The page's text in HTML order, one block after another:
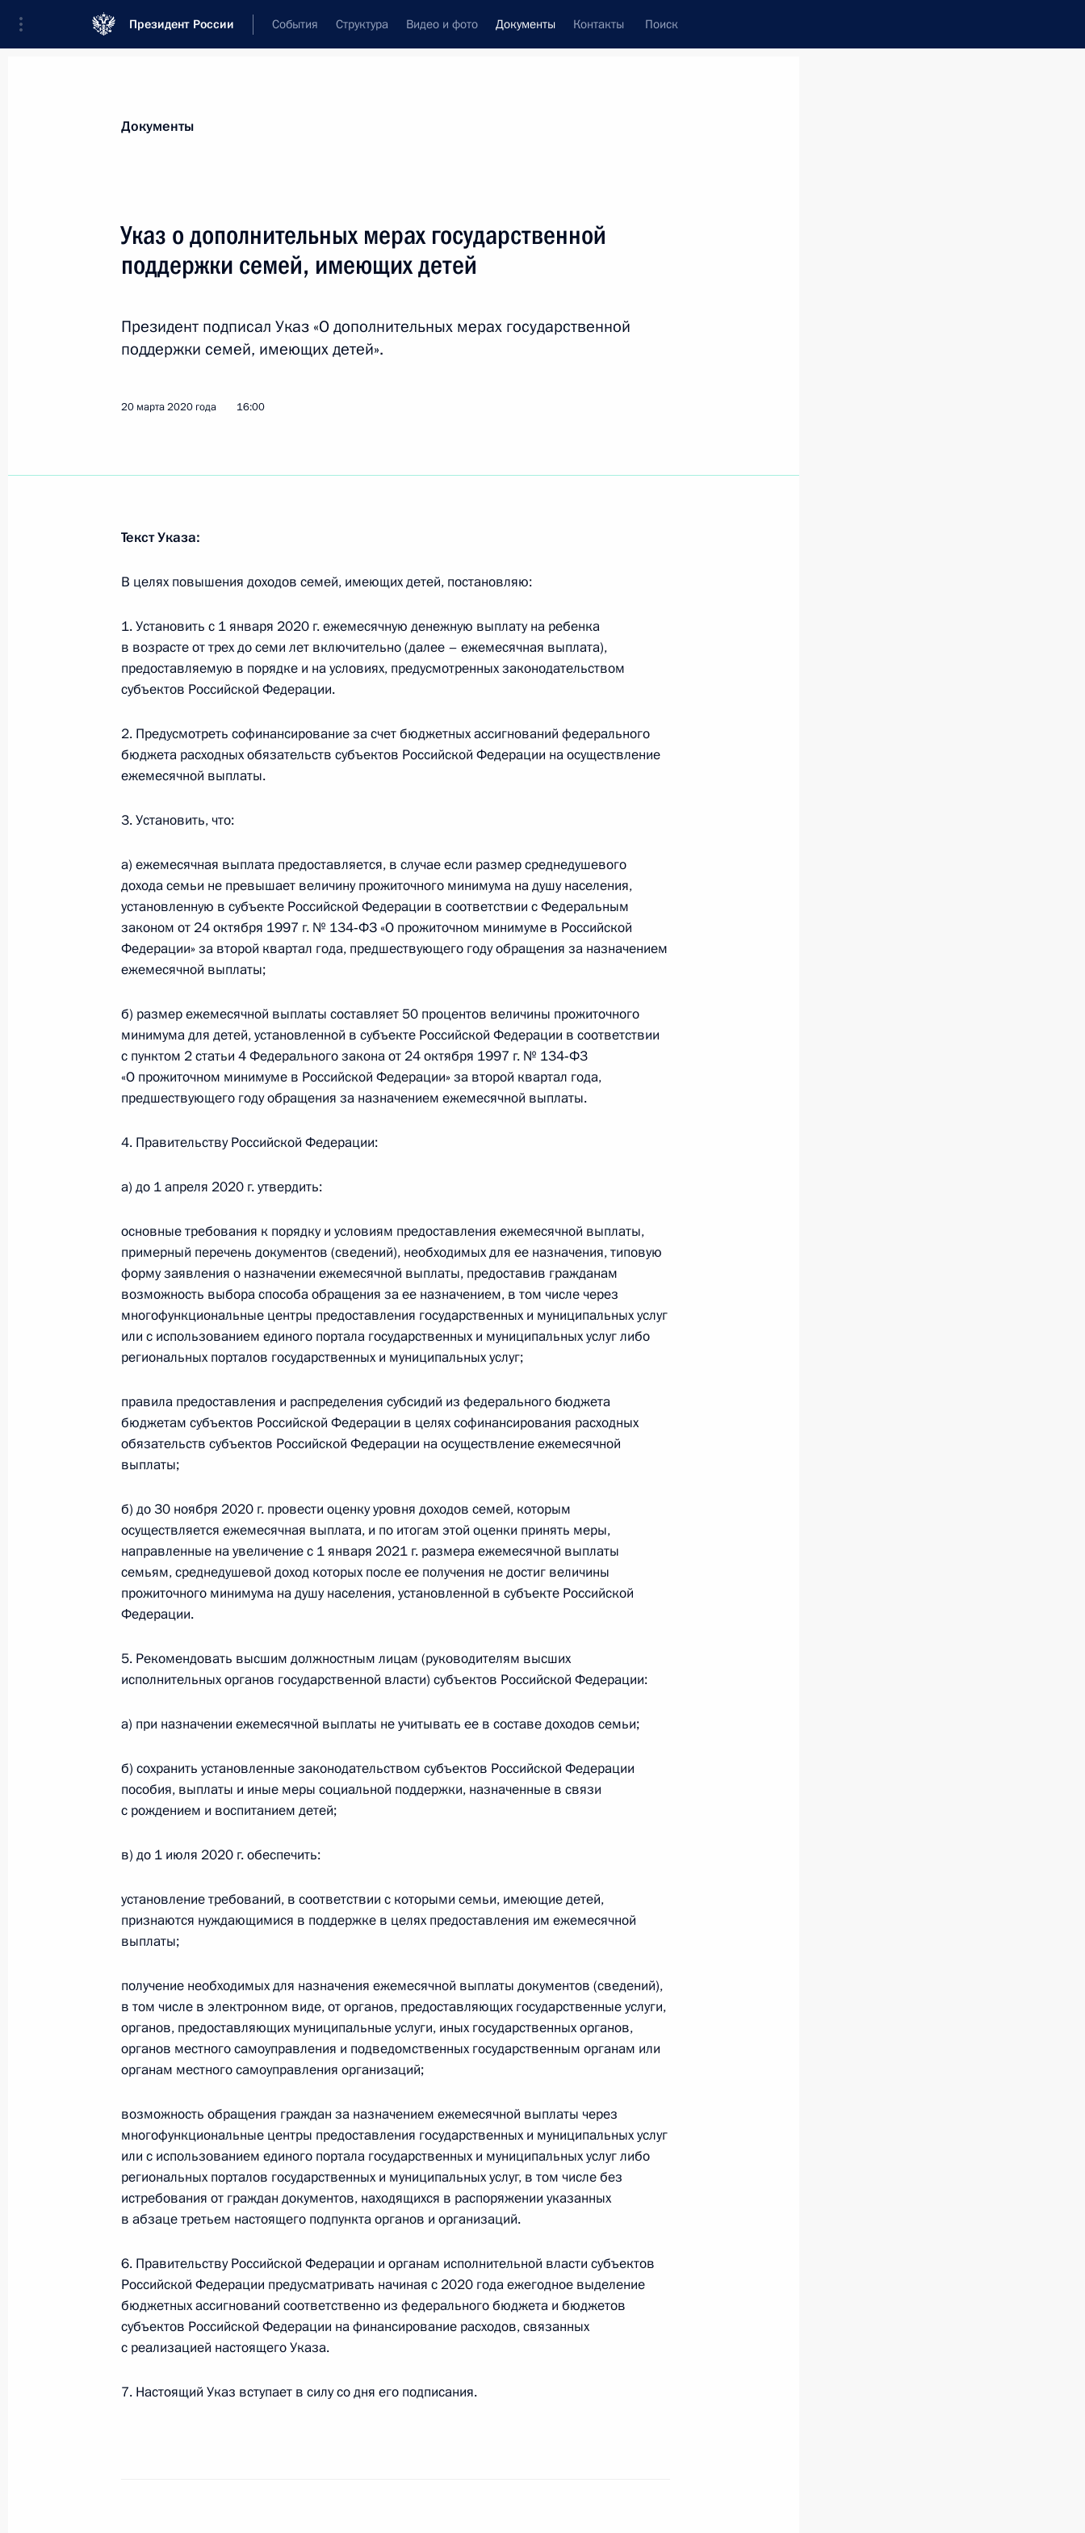
Президент России События Структура Видео и фото Документы Контакты Поиск
Федерации
1 апреля 2020 года, 13:20
30 марта 2020 года, понедельник
30 марта 2020 года, 18:40
Утверждён состав Российского оргкомитета «Победа»
28 марта 2020 года, суббота
информационно-коммуникационных технологий и инфраструктуры связи
28 марта 2020 года, 18:30
Андрей Липов освобождён от должности начальника Управления по развитию
информационно-коммуникационных технологий и инфраструктуры связи
27 марта 2020 года, пятница
Внесены изменения в части первую и вторую Налогового кодекса и отдельные
законодательные акты
27 марта 2020 года, 09:50
Внесены изменения в законы об обращении лекарственных средств и об основах
охраны здоровья граждан
27 марта 2020 года, 09:40
25 марта 2020 года, среда
Внесены изменения в структуру федеральных органов исполнительной власти
Указ о переносе даты голосования по вопросу одобрения изменений в Конституцию
25 марта 2020 года, 19:05
25 марта 2020 года, 19:00
Подписаны указы о лауреатах премий Президента для молодых деятелей культуры
и за произведения для детей и юношества 2019 года
23 марта 2020 года, 12:00
Указ о присвоении звания Героя Труда
20 марта 2020 года, пятница
Указ о дополнительных мерах государственной поддержки семей, имеющих детей
18 марта 2020 года, среда
Внесены изменения в закон об образовании
Внесено изменение в статью 21 закона о противодействии терроризму
18 марта 2020 года, 19:10
Некоторые положения Налогового кодекса приведены в соответствие
с положениями Кодекса торгового мореплавания
18 марта 2020 года, 19:00
Внесены изменения в статью 14.8 КоАП
18 марта 2020 года, 18:50
Документы
Указ о дополнительных мерах государственной
поддержки семей, имеющих детей
Президент подписал Указ «О дополнительных мерах государственной
поддержки семей, имеющих детей».
20 марта 2020 года 16:00
Текст Указа:
В целях повышения доходов семей, имеющих детей, постановляю:
1. Установить с 1 января 2020 г. ежемесячную денежную выплату на ребенка
в возрасте от трех до семи лет включительно (далее – ежемесячная выплата),
предоставляемую в порядке и на условиях, предусмотренных законодательством
субъектов Российской Федерации.
2. Предусмотреть софинансирование за счет бюджетных ассигнований федерального
бюджета расходных обязательств субъектов Российской Федерации на осуществление
ежемесячной выплаты.
3. Установить, что:
а) ежемесячная выплата предоставляется, в случае если размер среднедушевого
дохода семьи не превышает величину прожиточного минимума на душу населения,
установленную в субъекте Российской Федерации в соответствии с Федеральным
законом от 24 октября 1997 г. № 134‑ФЗ «О прожиточном минимуме в Российской
Федерации» за второй квартал года, предшествующего году обращения за назначением
ежемесячной выплаты;
б) размер ежемесячной выплаты составляет 50 процентов величины прожиточного
минимума для детей, установленной в субъекте Российской Федерации в соответствии
с пунктом 2 статьи 4 Федерального закона от 24 октября 1997 г. № 134‑Ф3
«О прожиточном минимуме в Российской Федерации» за второй квартал года,
предшествующего году обращения за назначением ежемесячной выплаты.
4. Правительству Российской Федерации:
а) до 1 апреля 2020 г. утвердить:
основные требования к порядку и условиям предоставления ежемесячной выплаты,
примерный перечень документов (сведений), необходимых для ее назначения, типовую
форму заявления о назначении ежемесячной выплаты, предоставив гражданам
возможность выбора способа обращения за ее назначением, в том числе через
многофункциональные центры предоставления государственных и муниципальных услуг
или с использованием единого портала государственных и муниципальных услуг либо
региональных порталов государственных и муниципальных услуг;
правила предоставления и распределения субсидий из федерального бюджета
бюджетам субъектов Российской Федерации в целях софинансирования расходных
обязательств субъектов Российской Федерации на осуществление ежемесячной
выплаты;
б) до 30 ноября 2020 г. провести оценку уровня доходов семей, которым
осуществляется ежемесячная выплата, и по итогам этой оценки принять меры,
направленные на увеличение с 1 января 2021 г. размера ежемесячной выплаты
семьям, среднедушевой доход которых после ее получения не достиг величины
прожиточного минимума на душу населения, установленной в субъекте Российской
Федерации.
5. Рекомендовать высшим должностным лицам (руководителям высших
исполнительных органов государственной власти) субъектов Российской Федерации:
а) при назначении ежемесячной выплаты не учитывать ее в составе доходов семьи;
б) сохранить установленные законодательством субъектов Российской Федерации
пособия, выплаты и иные меры социальной поддержки, назначенные в связи
с рождением и воспитанием детей;
в) до 1 июля 2020 г. обеспечить:
установление требований, в соответствии с которыми семьи, имеющие детей,
признаются нуждающимися в поддержке в целях предоставления им ежемесячной
выплаты;
получение необходимых для назначения ежемесячной выплаты документов (сведений),
в том числе в электронном виде, от органов, предоставляющих государственные услуги,
органов, предоставляющих муниципальные услуги, иных государственных органов,
органов местного самоуправления и подведомственных государственным органам или
органам местного самоуправления организаций;
возможность обращения граждан за назначением ежемесячной выплаты через
многофункциональные центры предоставления государственных и муниципальных услуг
или с использованием единого портала государственных и муниципальных услуг либо
региональных порталов государственных и муниципальных услуг, в том числе без
истребования от граждан документов, находящихся в распоряжении указанных
в абзаце третьем настоящего подпункта органов и организаций.
6. Правительству Российской Федерации и органам исполнительной власти субъектов
Российской Федерации предусматривать начиная с 2020 года ежегодное выделение
бюджетных ассигнований соответственно из федерального бюджета и бюджетов
субъектов Российской Федерации на финансирование расходов, связанных
с реализацией настоящего Указа.
7. Настоящий Указ вступает в силу со дня его подписания.